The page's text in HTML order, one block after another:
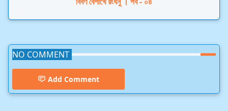
NO COMMENT
Add Comment